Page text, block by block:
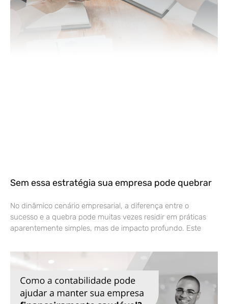
Sem essa estratégia sua empresa pode quebrar
No dinâmico cenário empresarial, a diferença entre o
sucesso e a quebra pode muitas vezes residir em práticas
aparentemente simples, mas de impacto profundo. Este